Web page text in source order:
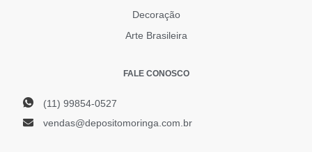
Decoração
Arte Brasileira
FALE CONOSCO
(11) 99854-0527
vendas@depositomoringa.com.br